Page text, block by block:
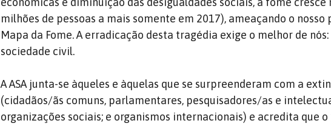
milhões de pessoas a mais somente em 2017), ameaçando o nosso
Mapa da Fome. A erradicação desta tragédia exige o melhor de
sociedade civil.
A ASA junta-se àqueles e àquelas que se surpreenderam com a
(cidadãos/ãs comuns, parlamentares, pesquisadores/as e
organizações sociais; e organismos internacionais) e acredita que